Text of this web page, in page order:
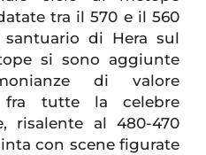
tra il 570 e il 560
di Hera sul
si sono aggiunte
di valore
fra tutte la celebre
risalente al 480-470
con scene figurate